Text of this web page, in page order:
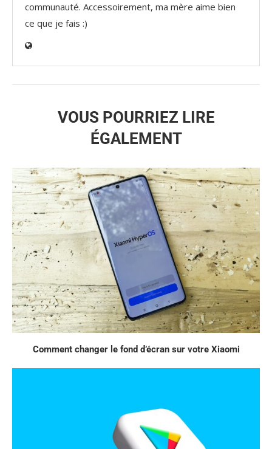
communauté. Accessoirement, ma mère aime bien
ce que je fais :)
VOUS POURRIEZ LIRE
ÉGALEMENT
Comment changer le fond d’écran sur votre Xiaomi